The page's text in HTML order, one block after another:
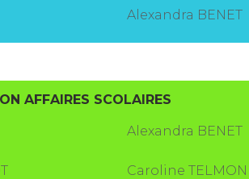
Alexandra BENET
AFFAIRES SCOLAIRES
Alexandra BENET
Caroline TELMON